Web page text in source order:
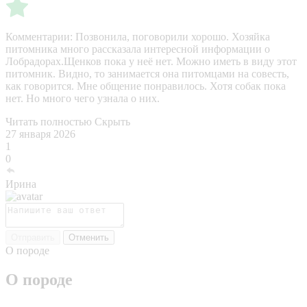
Комментарии: Позвонила, поговорили хорошо. Хозяйка
питомника много рассказала интересной информации о
Лобрадорах.Щенков пока у неё нет. Можно иметь в виду этот
питомник. Видно, то занимается она питомцами на совесть,
как говорится. Мне общение понравилось. Хотя собак пока
нет. Но много чего узнала о них.
Читать полностью Скрыть
27 января 2026
1
0
Ирина
Отменить
О породе
О породе